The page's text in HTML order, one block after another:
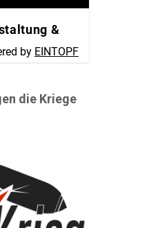
die Kriege